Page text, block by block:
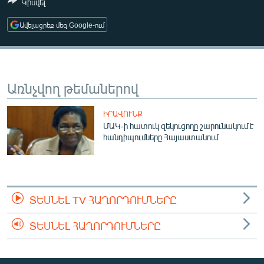
ՄԻՋԱԶԳԱՅԻՆ
ՄՇԱԿՈՒՅԹ
ՍՊՈՐՏ
ՏՏ ԵՒ ԻՆՏԵՐՆԵՏ
ԿՈՐՈՆԱՎԻՐՈՒՍ
ԱՐԽԻՎ
ՏԵՍԱՆՅՈՒԹԵՐ
ՁԳՏԵԼՈՎ ԼԱՎԱԳՈՒՅՆԻՆ
ՓՈԴՔԱՍԹ
Կիսվել
Ավելացրեք մեզ Google-ում
Առնչվող թեմաներով
ԻՐԱՎՈՒՆՔ
ՄԱԿ-ի հատուկ զեկուցողը շարունակում է
հանդիպումները Հայաստանում
ՏԵՍՆԵԼ TV ՀԱՂՈՐԴՈՒՄՆԵՐԸ
ՏԵՍՆԵԼ ՀԱՂՈՐԴՈՒՄՆԵՐԸ